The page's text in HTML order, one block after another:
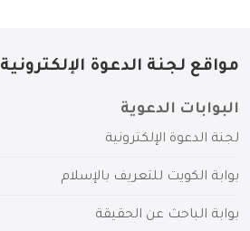
مواقع لجنة الدعوة الإلكترونية
البوابات الدعوية
لجنة الدعوة الإلكترونية
بوابة الكويت للتعريف بالإسلام
بوابة الباحث عن الحقيقة